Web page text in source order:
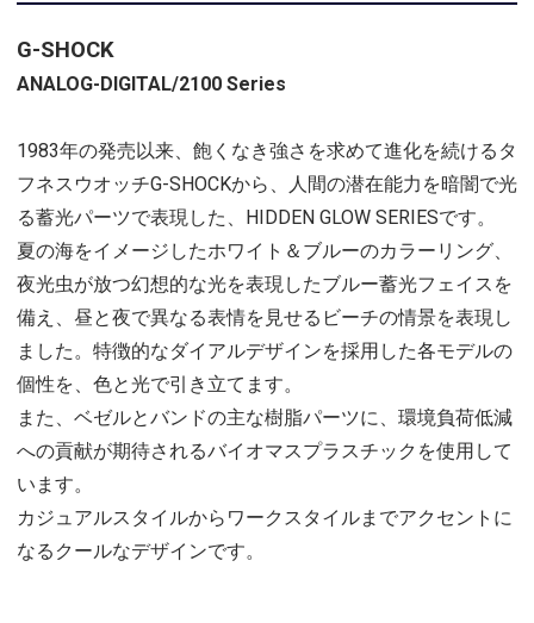
G-SHOCK
ANALOG-DIGITAL/2100 Series
1983年の発売以来、飽くなき強さを求めて進化を続けるタ
フネスウオッチG-SHOCKから、人間の潜在能力を暗闇で光
る蓄光パーツで表現した、HIDDEN GLOW SERIESです。
夏の海をイメージしたホワイト＆ブルーのカラーリング、
夜光虫が放つ幻想的な光を表現したブルー蓄光フェイスを
備え、昼と夜で異なる表情を見せるビーチの情景を表現し
ました。特徴的なダイアルデザインを採用した各モデルの
個性を、色と光で引き立てます。
また、ベゼルとバンドの主な樹脂パーツに、環境負荷低減
への貢献が期待されるバイオマスプラスチックを使用して
います。
カジュアルスタイルからワークスタイルまでアクセントに
なるクールなデザインです。